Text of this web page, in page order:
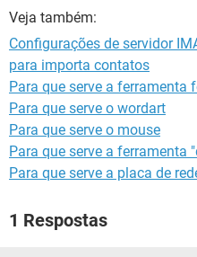
Veja também:
Configurações de servidor
para importa contatos
Para que serve a ferramenta
Para que serve o wordart
Para que serve o mouse
Para que serve a ferramenta
Para que serve a placa de
1 Respostas